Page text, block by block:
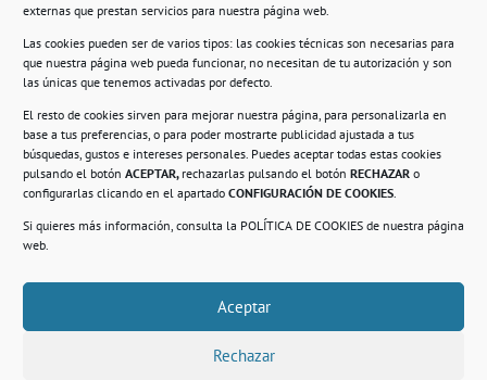
externas que prestan servicios para nuestra página web.
Las cookies pueden ser de varios tipos: las cookies técnicas son necesarias para
que nuestra página web pueda funcionar, no necesitan de tu autorización y son
las únicas que tenemos activadas por defecto.
El resto de cookies sirven para mejorar nuestra página, para personalizarla en
base a tus preferencias, o para poder mostrarte publicidad ajustada a tus
búsquedas, gustos e intereses personales. Puedes aceptar todas estas cookies
pulsando el botón ACEPTAR, rechazarlas pulsando el botón RECHAZAR o
configurarlas clicando en el apartado CONFIGURACIÓN DE COOKIES.
Si quieres más información, consulta la POLÍTICA DE COOKIES de nuestra página
web.
Aceptar
Rechazar
Compromiso con la protección de datos
Política de Cookies.
© 2021. Realizado en el Centro de Rehabilitación